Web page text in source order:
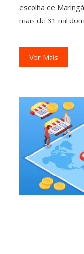
escolha de
mais de 31 mil
Ver Mais